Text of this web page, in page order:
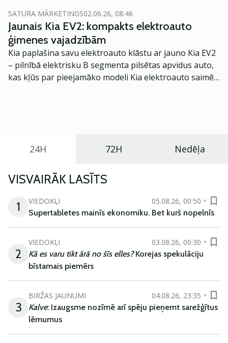
SATURA MĀRKETINGS02.06.26, 08:46
Jaunais Kia EV2: kompakts elektroauto
ģimenes vajadzībām
Kia paplašina savu elektroauto klāstu ar jauno Kia EV2
– pilnībā elektrisku B segmenta pilsētas apvidus auto,
kas kļūs par pieejamāko modeli Kia elektroauto saimē
24H 72H Nedēļa
VISVAIRĀK LASĪTS
1
VIEDOKĻI
05.08.26, 00:50
Supertabletes mainīs ekonomiku. Bet kurš nopelnīs
2
VIEDOKĻI
03.08.26, 00:30
Kā es varu tikt ārā no šīs elles?Korejas spekulāciju
bīstamais piemērs
3
BIRŽAS JAUNUMI
04.08.26, 23:35
Kalve: Izaugsme nozīmē arī spēju pieņemt sarežģītus
lēmumus